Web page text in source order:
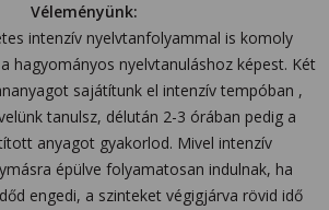
Véleményünk:
intenzív nyelvtanfolyammal is komoly
hagyományos nyelvtanuláshoz képest. Két
sajátítunk el intenzív tempóban ,
tanulsz, délután 2-3 órában pedig a
anyagot gyakorlod. Mivel intenzív
épülve folyamatosan indulnak, ha
engedi, a szinteket végigjárva rövid idő